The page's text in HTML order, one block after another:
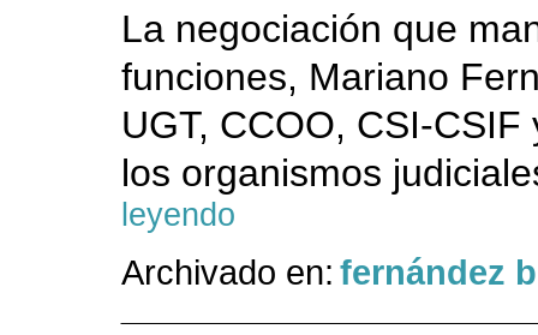
La negociación que
funciones, Mariano
UGT, CCOO, CSI-
los organismos
leyendo
Archivado en: fernández